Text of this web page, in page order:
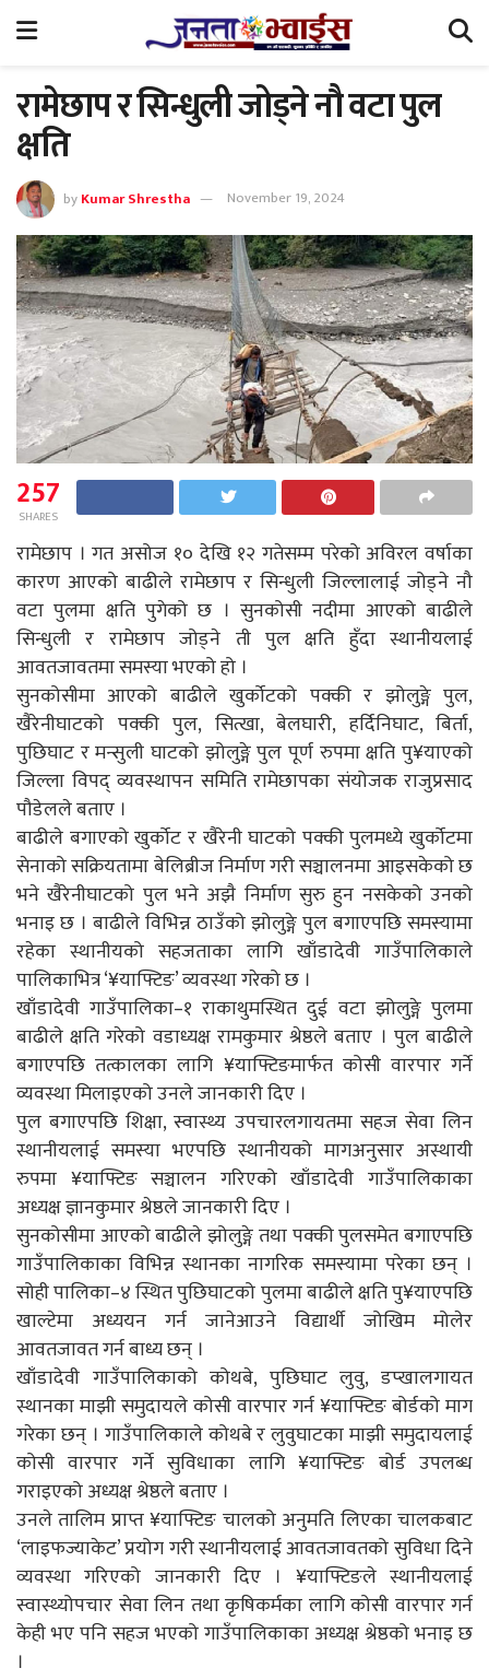
रामेछाप र सिन्धुली जोड्ने नौ वटा पुल
क्षति
byKumar Shrestha November 19, 2024
257
SHARES
रामेछाप । गत असोज १० देखि १२ गतेसम्म परेको अविरल वर्षाका
कारण आएको बाढीले रामेछाप र सिन्धुली जिल्लालाई जोड्ने नौ
वटा पुलमा क्षति पुगेको छ । सुनकोसी नदीमा आएको बाढीले
सिन्धुली र रामेछाप जोड्ने ती पुल क्षति हुँदा स्थानीयलाई
आवतजावतमा समस्या भएको हो ।
सुनकोसीमा आएको बाढीले खुर्कोटको पक्की र झोलुङ्गे पुल,
खैरेनीघाटको पक्की पुल, सित्खा, बेलघारी, हर्दिनिघाट, बिर्ता,
पुछिघाट र मन्सुली घाटको झोलुङ्गे पुल पूर्ण रुपमा क्षति पु¥याएको
जिल्ला विपद् व्यवस्थापन समिति रामेछापका संयोजक राजुप्रसाद
पौडेलले बताए ।
बाढीले बगाएको खुर्कोट र खैरेनी घाटको पक्की पुलमध्ये खुर्कोटमा
सेनाको सक्रियतामा बेलिब्रीज निर्माण गरी सञ्चालनमा आइसकेको छ
भने खैरेनीघाटको पुल भने अझै निर्माण सुरु हुन नसकेको उनको
भनाइ छ । बाढीले विभिन्न ठाउँको झोलुङ्गे पुल बगाएपछि समस्यामा
रहेका स्थानीयको सहजताका लागि खाँडादेवी गाउँपालिकाले
पालिकाभित्र ‘¥याफ्टिङ’ व्यवस्था गरेको छ ।
खाँडादेवी गाउँपालिका–१ राकाथुमस्थित दुई वटा झोलुङ्गे पुलमा
बाढीले क्षति गरेको वडाध्यक्ष रामकुमार श्रेष्ठले बताए । पुल बाढीले
बगाएपछि तत्कालका लागि ¥याफ्टिङमार्फत कोसी वारपार गर्ने
व्यवस्था मिलाइएको उनले जानकारी दिए ।
पुल बगाएपछि शिक्षा, स्वास्थ्य उपचारलगायतमा सहज सेवा लिन
स्थानीयलाई समस्या भएपछि स्थानीयको मागअनुसार अस्थायी
रुपमा ¥याफ्टिङ सञ्चालन गरिएको खाँडादेवी गाउँपालिकाका
अध्यक्ष ज्ञानकुमार श्रेष्ठले जानकारी दिए ।
सुनकोसीमा आएको बाढीले झोलुङ्गे तथा पक्की पुलसमेत बगाएपछि
गाउँपालिकाका विभिन्न स्थानका नागरिक समस्यामा परेका छन् ।
सोही पालिका–४ स्थित पुछिघाटको पुलमा बाढीले क्षति पु¥याएपछि
खाल्टेमा अध्ययन गर्न जानेआउने विद्यार्थी जोखिम मोलेर
आवतजावत गर्न बाध्य छन् ।
खाँडादेवी गाउँपालिकाको कोथबे, पुछिघाट लुवु, डप्खालगायत
स्थानका माझी समुदायले कोसी वारपार गर्न ¥याफ्टिङ बोर्डको माग
गरेका छन् । गाउँपालिकाले कोथबे र लुवुघाटका माझी समुदायलाई
कोसी वारपार गर्ने सुविधाका लागि ¥याफ्टिङ बोर्ड उपलब्ध
गराइएको अध्यक्ष श्रेष्ठले बताए ।
उनले तालिम प्राप्त ¥याफ्टिङ चालको अनुमति लिएका चालकबाट
‘लाइफज्याकेट’ प्रयोग गरी स्थानीयलाई आवतजावतको सुविधा दिने
व्यवस्था गरिएको जानकारी दिए । ¥याफ्टिङले स्थानीयलाई
स्वास्थ्योपचार सेवा लिन तथा कृषिकर्मका लागि कोसी वारपार गर्न
केही भए पनि सहज भएको गाउँपालिकाका अध्यक्ष श्रेष्ठको भनाइ छ
।